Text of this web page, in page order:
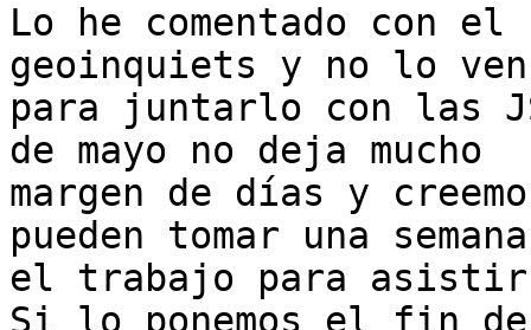
Lo he comentado con
geoinquiets y no lo
para juntarlo con las
de mayo no deja mucho
margen de días y
pueden tomar una
el trabajo para
Si lo ponemos el fin